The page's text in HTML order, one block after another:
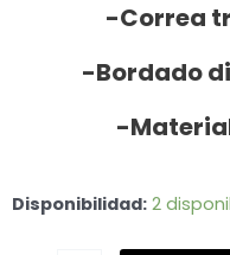
-Correa
-Bordado
-
Disponibilidad: 2
JOCKEY